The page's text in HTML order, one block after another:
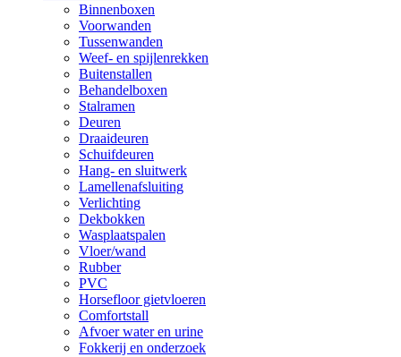
Binnenboxen
Voorwanden
Tussenwanden
Weef- en spijlenrekken
Buitenstallen
Behandelboxen
Stalramen
Deuren
Draaideuren
Schuifdeuren
Hang- en sluitwerk
Lamellenafsluiting
Verlichting
Dekbokken
Wasplaatspalen
Vloer/wand
Rubber
PVC
Horsefloor gietvloeren
Comfortstall
Afvoer water en urine
Fokkerij en onderzoek